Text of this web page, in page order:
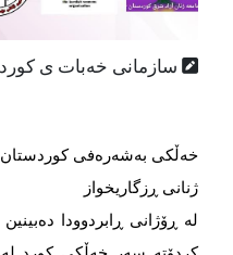
سازمانی خەبات ی
خەڵکی بەشەرەفی کوردستان
ژنانی ڕزگاریخواز
لە ڕۆژانی ڕابردوودا